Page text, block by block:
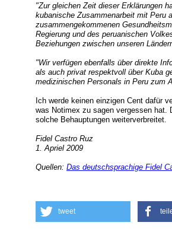
"Zur gleichen Zeit dieser Erklärungen
kubanische Zusammenarbeit mit Peru
zusammengekommenen
Regierung und des peruanischen
Beziehungen zwischen unseren
"Wir verfügen ebenfalls über direkte
als auch privat respektvoll über Kuba
medizinischen Personals in Peru zum
Ich werde keinen einzigen Cent dafür
was Notimex zu sagen vergessen hat.
solche Behauptungen weiterverbreitet.
Fidel Castro Ruz
1. Apriel 2009
Quellen: Das deutschsprachige Fidel
tweet